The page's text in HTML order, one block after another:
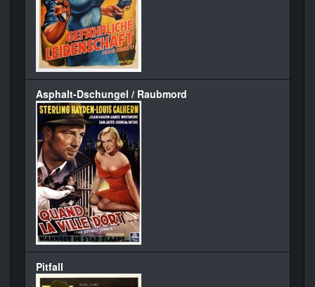
Asphalt-Dschungel / Raubmord
Pitfall